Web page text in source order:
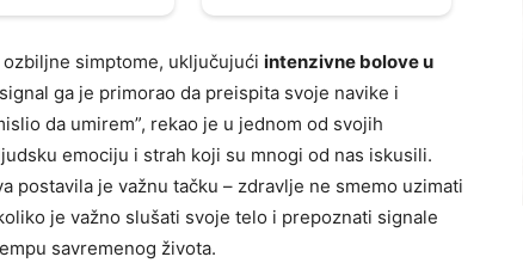
simptome, uključujući intenzivne bolove u
ga je primorao da preispita svoje navike i
da umirem”, rekao je u jednom od svojih
emociju i strah koji su mnogi od nas iskusili.
postavila je važnu tačku – zdravlje ne smemo uzimati
je važno slušati svoje telo i prepoznati signale
savremenog života.